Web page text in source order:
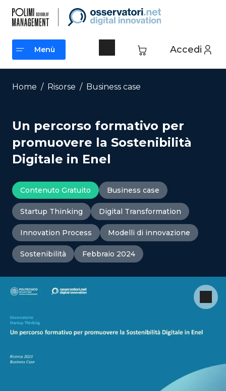
contenuto
Accedi
Menù
Menù
Home / Risorse / Business case
Un percorso formativo per
promuovere la Sostenibilità
Digitale in Enel
Contenuto Gratuito Business case
Startup Thinking Digital Transformation
Innovation Process Modelli di innovazione
Sostenibilità Febbraio 2024